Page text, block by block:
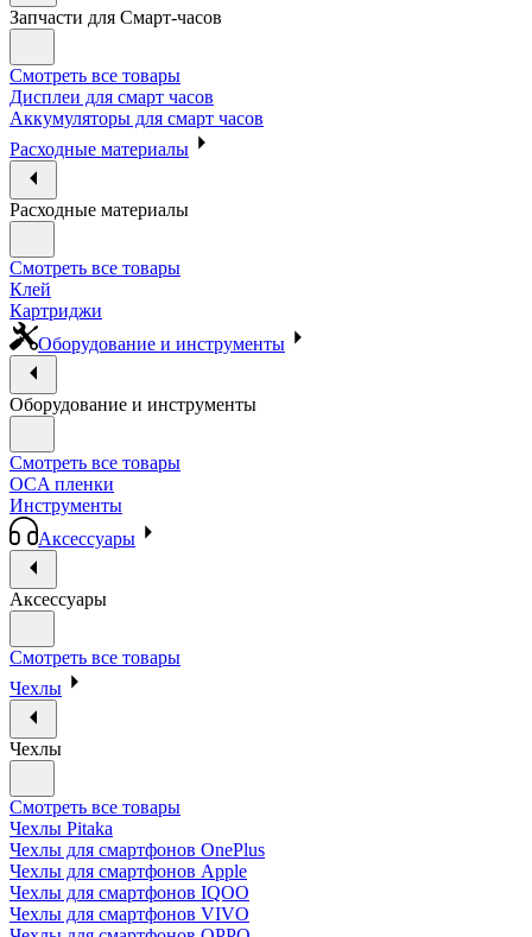
Запчасти для Смарт-часов
Смотреть все товары
Дисплеи для смарт часов
Аккумуляторы для смарт часов
Расходные материалы
Расходные материалы
Смотреть все товары
Клей
Картриджи
Оборудование и инструменты
Оборудование и инструменты
Смотреть все товары
OCA пленки
Инструменты
Аксессуары
Аксессуары
Смотреть все товары
Чехлы
Чехлы
Смотреть все товары
Чехлы Pitaka
Чехлы для смартфонов OnePlus
Чехлы для смартфонов Apple
Чехлы для смартфонов IQOO
Чехлы для смартфонов VIVO